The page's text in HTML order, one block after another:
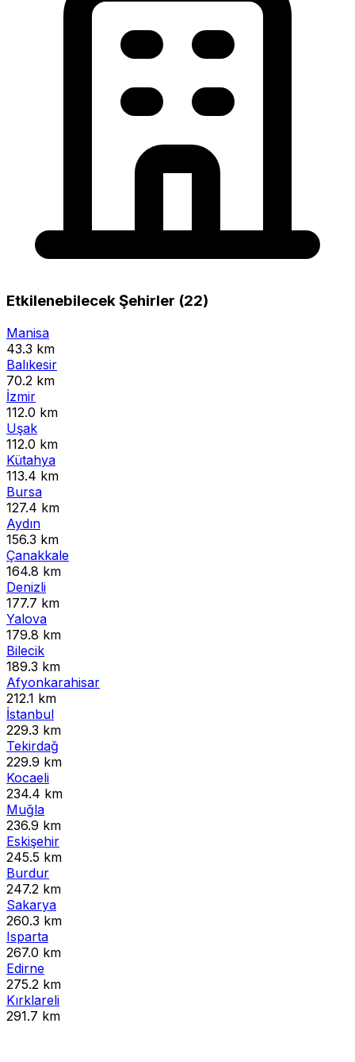
Etkilenebilecek Şehirler (22)
Manisa
43.3 km
Balıkesir
70.2 km
İzmir
112.0 km
Uşak
112.0 km
Kütahya
113.4 km
Bursa
127.4 km
Aydın
156.3 km
Çanakkale
164.8 km
Denizli
177.7 km
Yalova
179.8 km
Bilecik
189.3 km
Afyonkarahisar
212.1 km
İstanbul
229.3 km
Tekirdağ
229.9 km
Kocaeli
234.4 km
Muğla
236.9 km
Eskişehir
245.5 km
Burdur
247.2 km
Sakarya
260.3 km
Isparta
267.0 km
Edirne
275.2 km
Kırklareli
291.7 km